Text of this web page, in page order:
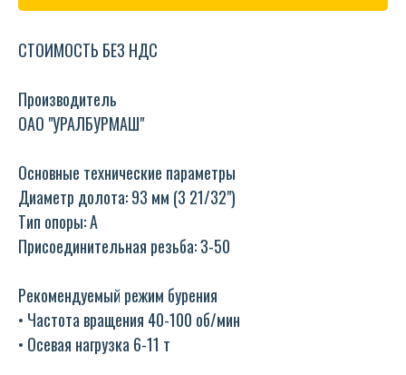
СТОИМОСТЬ БЕЗ НДС
Производитель
ОАО "УРАЛБУРМАШ"
Основные технические параметры
Диаметр долота: 93 мм (3 21/32")
Тип опоры: А
Присоединительная резьба: З-50
Рекомендуемый режим бурения
• Частота вращения 40-100 об/мин
• Осевая нагрузка 6-11 т